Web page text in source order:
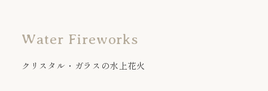
Water Fireworks
クリスタル・ガラスの水上花火